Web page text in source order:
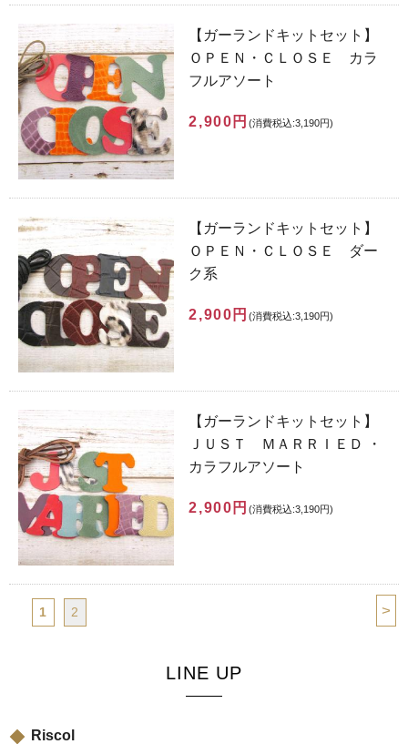
【ガーランドキットセット】
ＯＰＥＮ・ＣＬＯＳＥ カラ
フルアソート
2,900円 (消費税込:3,190円)
【ガーランドキットセット】
ＯＰＥＮ・ＣＬＯＳＥ ダー
ク系
2,900円 (消費税込:3,190円)
【ガーランドキットセット】
ＪＵＳＴ ＭＡＲＲＩＥＤ ・
カラフルアソート
2,900円 (消費税込:3,190円)
>
1 2
LINE UP
Riscol